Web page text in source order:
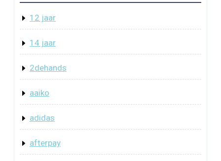
12 jaar
14 jaar
2dehands
aaiko
adidas
afterpay